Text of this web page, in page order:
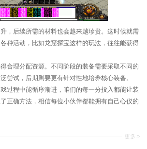
，后续所需的材料也会越来越珍贵。这时候就需
种活动，比如龙窟探宝这样的玩法，往往能获得
合理分配资源。不同阶段的装备需要采取不同的
尝试，后期则要更有针对性地培养核心装备。
过程中能循序渐进，咱们的每一分投入都能让装
正确方法，相信每位小伙伴都能拥有自己心仪的